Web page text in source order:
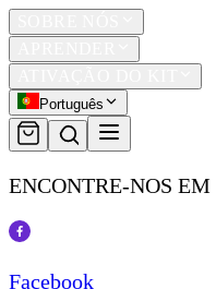
Português
ENCONTRE-NOS EM
Facebook